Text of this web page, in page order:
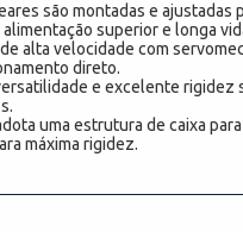
são montadas e
superior e longa
alta velocidade com
direto.
e excelente rigidez
uma estrutura de caixa
máxima rigidez.